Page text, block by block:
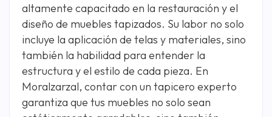
altamente capacitado en la restauración y el
diseño de muebles tapizados. Su labor no solo
incluye la aplicación de telas y materiales, sino
también la habilidad para entender la
estructura y el estilo de cada pieza. En
Moralzarzal, contar con un tapicero experto
garantiza que tus muebles no solo sean